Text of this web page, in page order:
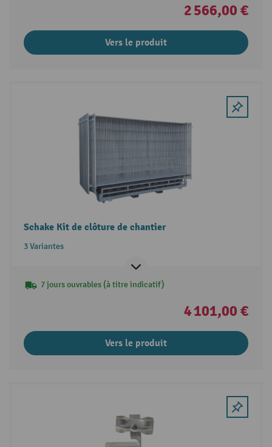
2 566,00 €
Vers le produit
Schake Kit de clôture de chantier
3 Variantes
7 jours ouvrables (à titre indicatif)
4 101,00 €
Vers le produit